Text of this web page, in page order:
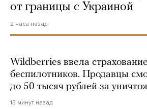
от границы с Украиной
2 часа назад
Wildberries ввела
беспилотников. Продавцы
до 50 тысяч рублей за
13 минут назад